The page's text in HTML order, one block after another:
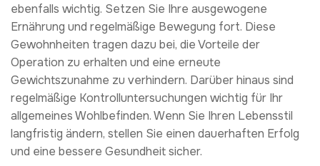
ebenfalls wichtig. Setzen Sie Ihre ausgewogene
Ernährung und regelmäßige Bewegung fort. Diese
Gewohnheiten tragen dazu bei, die Vorteile der
Operation zu erhalten und eine erneute
Gewichtszunahme zu verhindern. Darüber hinaus sind
regelmäßige Kontrolluntersuchungen wichtig für Ihr
allgemeines Wohlbefinden. Wenn Sie Ihren Lebensstil
langfristig ändern, stellen Sie einen dauerhaften Erfolg
und eine bessere Gesundheit sicher.